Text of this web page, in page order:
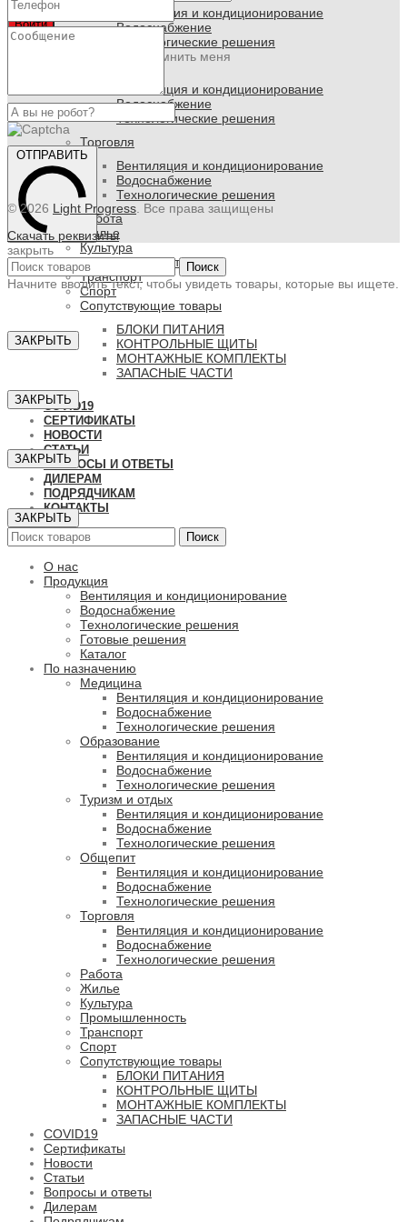
Войти
Запомнить меня
Вентиляция и кондиционирование
Водоснабжение
Технологические решения
Вентиляция и кондиционирование
Водоснабжение
Технологические решения
Торговля
Вентиляция и кондиционирование
Водоснабжение
Технологические решения
Работа
Жилье
Культура
Промышленность
Транспорт
Спорт
Сопутствующие товары
БЛОКИ ПИТАНИЯ
КОНТРОЛЬНЫЕ ЩИТЫ
МОНТАЖНЫЕ КОМПЛЕКТЫ
ЗАПАСНЫЕ ЧАСТИ
COVID19
СЕРТИФИКАТЫ
НОВОСТИ
СТАТЬИ
ВОПРОСЫ И ОТВЕТЫ
ДИЛЕРАМ
ПОДРЯДЧИКАМ
КОНТАКТЫ
ОТПРАВИТЬ
© 2026 Light Progress . Все права защищены
Скачать реквизиты
закрыть
Поиск
Начните вводить текст, чтобы увидеть товары, которые вы ищете.
ЗАКРЫТЬ
ЗАКРЫТЬ
ЗАКРЫТЬ
ЗАКРЫТЬ
Поиск
О нас
Продукция
Вентиляция и кондиционирование
Водоснабжение
Технологические решения
Готовые решения
Каталог
По назначению
Медицина
Вентиляция и кондиционирование
Водоснабжение
Технологические решения
Образование
Вентиляция и кондиционирование
Водоснабжение
Технологические решения
Туризм и отдых
Вентиляция и кондиционирование
Водоснабжение
Технологические решения
Общепит
Вентиляция и кондиционирование
Водоснабжение
Технологические решения
Торговля
Вентиляция и кондиционирование
Водоснабжение
Технологические решения
Работа
Жилье
Культура
Промышленность
Транспорт
Спорт
Сопутствующие товары
БЛОКИ ПИТАНИЯ
КОНТРОЛЬНЫЕ ЩИТЫ
МОНТАЖНЫЕ КОМПЛЕКТЫ
ЗАПАСНЫЕ ЧАСТИ
COVID19
Сертификаты
Новости
Статьи
Вопросы и ответы
Дилерам